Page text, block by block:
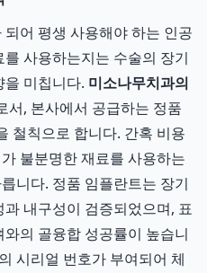
어 평생 사용해야 하는 인공
사용하는지는 수술의 장기
미칩니다. 미소나무치과의
서, 본사에서 공급하는 정품
철칙으로 합니다. 간혹 비용
불분명한 재료를 사용하는
니다. 정품 임플란트는 장기
내구성이 검증되었으며, 표
의 골융합 성공률이 높습니
시리얼 번호가 부여되어 체